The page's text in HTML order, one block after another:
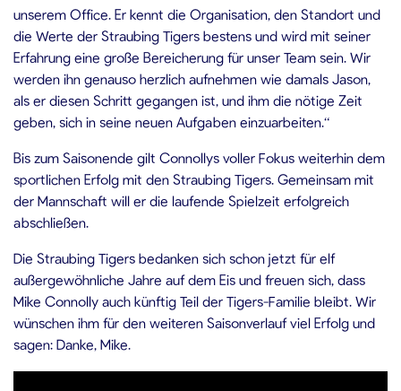
unserem Office. Er kennt die Organisation, den Standort und
die Werte der Straubing Tigers bestens und wird mit seiner
Erfahrung eine große Bereicherung für unser Team sein. Wir
werden ihn genauso herzlich aufnehmen wie damals Jason,
als er diesen Schritt gegangen ist, und ihm die nötige Zeit
geben, sich in seine neuen Aufgaben einzuarbeiten.“
Bis zum Saisonende gilt Connollys voller Fokus weiterhin dem
sportlichen Erfolg mit den Straubing Tigers. Gemeinsam mit
der Mannschaft will er die laufende Spielzeit erfolgreich
abschließen.
Die Straubing Tigers bedanken sich schon jetzt für elf
außergewöhnliche Jahre auf dem Eis und freuen sich, dass
Mike Connolly auch künftig Teil der Tigers-Familie bleibt. Wir
wünschen ihm für den weiteren Saisonverlauf viel Erfolg und
sagen: Danke, Mike.